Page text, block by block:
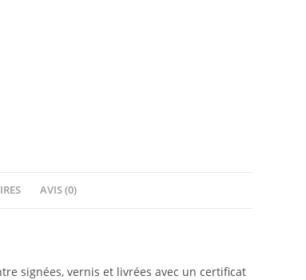
AVIS (0)
signées, vernis et livrées avec un certificat